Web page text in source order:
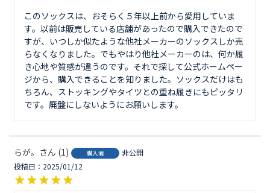
このソックスは、おそらく５年以上前から愛用していま
す。以前は販売している店舗があったので購入できたので
すが、いつしか似たような他社メーカーのソックスしか売
らなくなりました。でもやはり他社メーカーのは、何か履
き心地や質感が違うのです。それで探して公式ホームペー
ジから、購入できることを知りました。ソックスだけはも
ちろん、ストッキングやタイツとの重ね履きにもピッタリ
です。廃盤にしないようにお願いします。
らが。 1 購入者
非公開
投稿日
2025/01/12